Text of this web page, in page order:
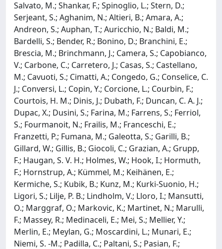
Salvato, M.; Shankar, F.; Spinoglio, L.; Stern, D.;
Serjeant, S.; Aghanim, N.; Altieri, B.; Amara, A.;
Andreon, S.; Auphan, T.; Auricchio, N.; Baldi, M.;
Bardelli, S.; Bender, R.; Bonino, D.; Branchini, E.;
Brescia, M.; Brinchmann, J.; Camera, S.; Capobianco,
V.; Carbone, C.; Carretero, J.; Casas, S.; Castellano,
M.; Cavuoti, S.; Cimatti, A.; Congedo, G.; Conselice, C.
J.; Conversi, L.; Copin, Y.; Corcione, L.; Courbin, F.;
Courtois, H. M.; Dinis, J.; Dubath, F.; Duncan, C. A. J.;
Dupac, X.; Dusini, S.; Farina, M.; Farrens, S.; Ferriol,
S.; Fourmanoit, N.; Frailis, M.; Franceschi, E.;
Franzetti, P.; Fumana, M.; Galeotta, S.; Garilli, B.;
Gillard, W.; Gillis, B.; Giocoli, C.; Grazian, A.; Grupp,
F.; Haugan, S. V. H.; Holmes, W.; Hook, I.; Hormuth,
F.; Hornstrup, A.; Kümmel, M.; Keihänen, E.;
Kermiche, S.; Kubik, B.; Kunz, M.; Kurki-Suonio, H.;
Ligori, S.; Lilje, P. B.; Lindholm, V.; Lloro, I.; Mansutti,
O.; Marggraf, O.; Markovic, K.; Martinet, N.; Marulli,
F.; Massey, R.; Medinaceli, E.; Mei, S.; Mellier, Y.;
Merlin, E.; Meylan, G.; Moscardini, L.; Munari, E.;
Niemi, S. -M.; Padilla, C.; Paltani, S.; Pasian, F.;